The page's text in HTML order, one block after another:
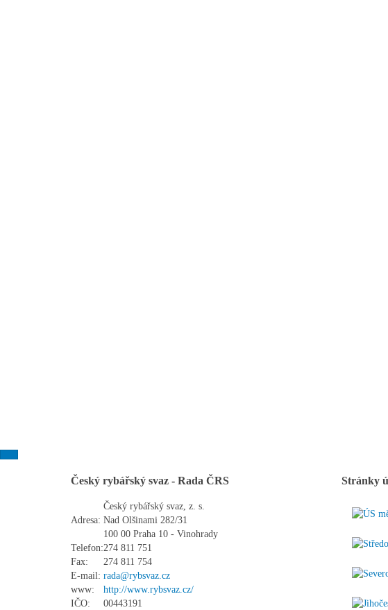
Český rybářský svaz - Rada ČRS
Adresa:
Český rybářský svaz, z. s.
Nad Olšinami 282/31
100 00 Praha 10 - Vinohrady
Telefon:274 811 751
Fax:
274 811 754
E-mail: rada@rybsvaz.cz
www:
http://www.rybsvaz.cz/
IČO:
00443191
Stránky